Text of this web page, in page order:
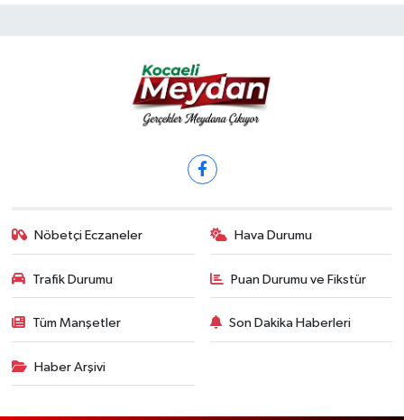
Nöbetçi Eczaneler Hava Durumu
Trafik Durumu Puan Durumu ve Fikstür
Tüm Manşetler Son Dakika Haberleri
Haber Arşivi